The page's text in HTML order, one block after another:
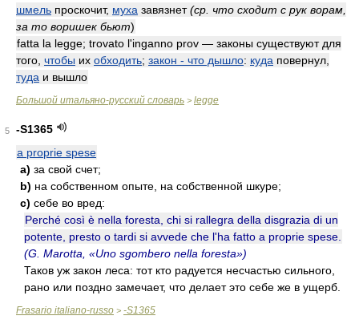
шмель проскочит, муха завязнет(ср. что сходит с рук ворам,
за то воришек бьют)
fatta la legge; trovato l'inganno prov — законы существуют для
того, чтобы их обходить; закон - что дышло: куда повернул,
туда и вышло
Большой итальяно-русский словарь > legge
5
-S1365
a proprie spese
a) за свой счет;
b) на собственном опыте, на собственной шкуре;
c) себе во вред:
Perché così è nella foresta, chi si rallegra della disgrazia di un
potente, presto o tardi si avvede che l'ha fatto a proprie spese.
(G. Marotta, «Uno sgombero nella foresta»)
Таков уж закон леса: тот кто радуется несчастью сильного,
рано или поздно замечает, что делает это себе же в ущерб.
Frasario italiano-russo > -S1365